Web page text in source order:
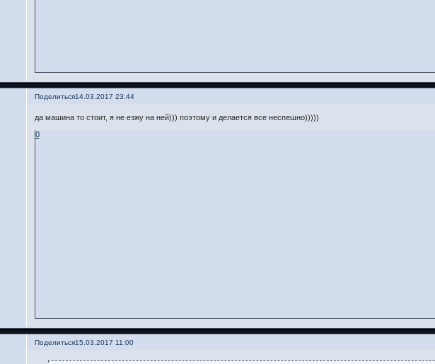
Поделиться14.03.2017 23:44
да машина то стоит, я не езжу на ней))) поэтому и делается все неспешно)))))
0
Поделиться15.03.2017 11:00